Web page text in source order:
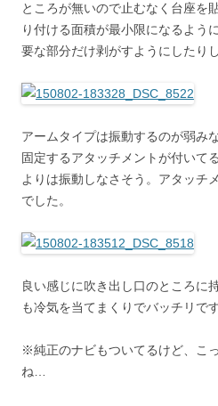
ところが無いので止むなく台座を
り付ける面積が最小限になるよう
要な部分だけ剥がすようにしたりし
アームタイプは振動するのが弱み
固定するアタッチメントが付いて
よりは振動しなさそう。アタッチ
でした。
良い感じに吹き出し口のところに
も冷気を当てまくりでバッチリです
※純正のナビもついてるけど、こ
ね…